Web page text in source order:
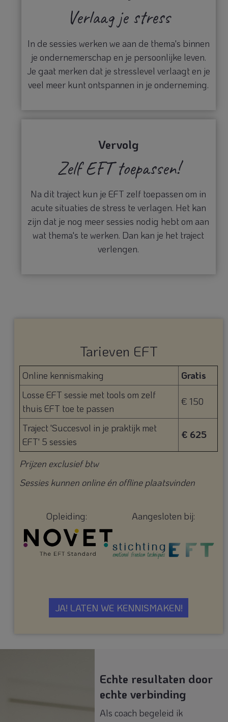
Verlaag je stress
In de sessies werken we aan de thema's binnen
je ondernemerschap en je persoonlijke leven.
Je gaat merken dat je stresslevel verlaagt en je
veel meer kunt ontspannen in je onderneming.
Vervolg
Zelf EFT toepassen!
Na dit traject kun je EFT zelf toepassen om in
acute situaties de stress te verlagen. Het kan
zijn dat je nog meer sessies nodig hebt om aan
wat thema's te werken. Dan kan je het traject
verlengen.
Tarieven EFT
Online kennismaking
Gratis
Losse EFT sessie met tools om zelf
thuis EFT toe te passen
€ 150
Traject 'Succesvol in je praktijk met
EFT' 5 sessies
€ 625
Prijzen exclusief btw
Sessies kunnen online én offline plaatsvinden
Opleiding: Aangesloten bij:
JA! LATEN WE KENNISMAKEN!
Echte resultaten door
echte verbinding
Als coach begeleid ik